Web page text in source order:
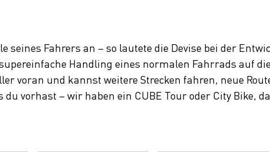
seines Fahrers an – so lautete die Devise bei der
Handling eines normalen Fahrrads auf
voran und kannst weitere Strecken fahren, neue
du vorhast – wir haben ein CUBE Tour oder City Bike,